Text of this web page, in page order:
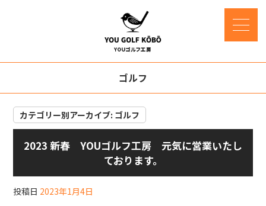
ゴルフ
カテゴリー別アーカイブ: ゴルフ
2023 新春 YOUゴルフ工房 元気に営業いたし
ております。
投稿日 2023年1月4日